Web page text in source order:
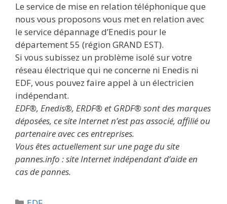
Le service de mise en relation téléphonique que
nous vous proposons vous met en relation avec
le service dépannage d’Enedis pour le
département 55 (région GRAND EST).
Si vous subissez un problème isolé sur votre
réseau électrique qui ne concerne ni Enedis ni
EDF, vous pouvez faire appel à un électricien
indépendant.
EDF®, Enedis®, ERDF® et GRDF® sont des marques
déposées, ce site Internet n’est pas associé, affilié ou
partenaire avec ces entreprises.
Vous êtes actuellement sur une page du site
pannes.info : site Internet indépendant d’aide en
cas de pannes.
Catégories